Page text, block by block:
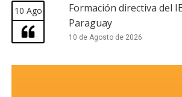
10 Ago
Formación directiva del
Paraguay
10 de Agosto de 2026